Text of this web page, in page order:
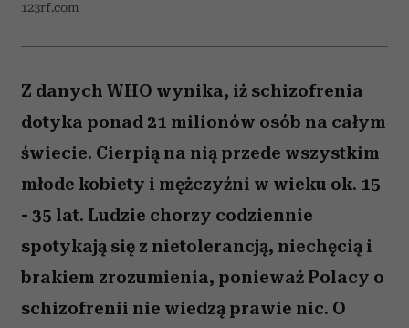
123rf.com
Z danych WHO wynika, iż schizofrenia
dotyka ponad 21 milionów osób na całym
świecie. Cierpią na nią przede wszystkim
młode kobiety i mężczyźni w wieku ok. 15
- 35 lat. Ludzie chorzy codziennie
spotykają się z nietolerancją, niechęcią i
brakiem zrozumienia, ponieważ Polacy o
schizofrenii nie wiedzą prawie nic. O